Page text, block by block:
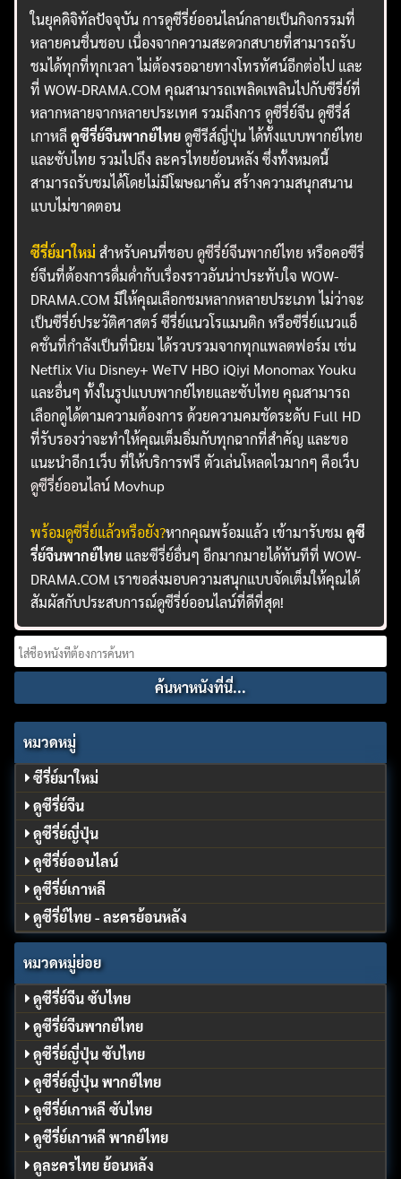
ในยุคดิจิทัลปัจจุบัน การดูซีรี่ย์ออนไลน์กลายเป็นกิจกรรมที่
หลายคนชื่นชอบ เนื่องจากความสะดวกสบายที่สามารถรับ
ชมได้ทุกที่ทุกเวลา ไม่ต้องรอฉายทางโทรทัศน์อีกต่อไป และ
ที่ WOW-DRAMA.COM คุณสามารถเพลิดเพลินไปกับซีรี่ย์ที่
หลากหลายจากหลายประเทศ รวมถึงการ ดูซีรี่ย์จีน ดูซีรี่ส์
เกาหลีดูซีรี่ย์จีนพากย์ไทยดูซีรีส์ญี่ปุ่น ได้ทั้งแบบพากย์ไทย
และซับไทย รวมไปถึง ละครไทยย้อนหลัง ซึ่งทั้งหมดนี้
สามารถรับชมได้โดยไม่มีโฆษณาคั่น สร้างความสนุกสนาน
แบบไม่ขาดตอน
ซีรี่ย์มาใหม่ สำหรับคนที่ชอบดูซีรี่ย์จีนพากย์ไทย หรือคอซีรี่
ย์จีนที่ต้องการดื่มด่ำกับเรื่องราวอันน่าประทับใจ WOW-
DRAMA.COM มีให้คุณเลือกชมหลากหลายประเภท ไม่ว่าจะ
เป็นซีรี่ย์ประวัติศาสตร์ ซีรี่ย์แนวโรแมนติก หรือซีรี่ย์แนวแอ็
คชั่นที่กำลังเป็นที่นิยม ได้รวบรวมจากทุกแพลตฟอร์ม เช่น
Netflix Viu Disney+ WeTV HBO iQiyi Monomax Youku
และอื่นๆ ทั้งในรูปแบบพากย์ไทยและซับไทย คุณสามารถ
เลือกดูได้ตามความต้องการ ด้วยความคมชัดระดับ Full HD
ที่รับรองว่าจะทำให้คุณเต็มอิ่มกับทุกฉากที่สำคัญ และขอ
แนะนำอีก1เว็บ ที่ให้บริการฟรี ตัวเล่นโหลดไวมากๆ คือเว็บ
ดูซีรี่ย์ออนไลน์ Movhup
พร้อมดูซีรี่ย์แล้วหรือยัง?หากคุณพร้อมแล้ว เข้ามารับชมดูซี
รี่ย์จีนพากย์ไทย และซีรี่ย์อื่นๆ อีกมากมายได้ทันทีที่ WOW-
DRAMA.COM เราขอส่งมอบความสนุกแบบจัดเต็มให้คุณได้
สัมผัสกับประสบการณ์ดูซีรี่ย์ออนไลน์ที่ดีที่สุด!
Search
for:
หมวดหมู่
ซีรี่ย์มาใหม่
ดูซีรี่ย์จีน
ดูซีรี่ย์ญี่ปุ่น
ดูซีรี่ย์ออนไลน์
ดูซีรี่ย์เกาหลี
ดูซีรี่ย์ไทย - ละครย้อนหลัง
หมวดหมู่ย่อย
ดูซีรี่ย์จีน ซับไทย
ดูซีรี่ย์จีนพากย์ไทย
ดูซีรี่ย์ญี่ปุ่น ซับไทย
ดูซีรี่ย์ญี่ปุ่น พากย์ไทย
ดูซีรี่ย์เกาหลี ซับไทย
ดูซีรี่ย์เกาหลี พากย์ไทย
ดูละครไทย ย้อนหลัง